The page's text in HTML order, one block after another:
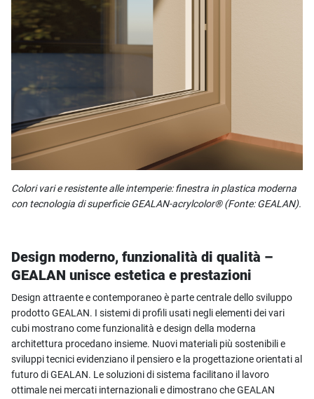
Colori vari e resistente alle intemperie: finestra in plastica moderna
con tecnologia di superficie GEALAN-acrylcolor® (Fonte: GEALAN).
Design moderno, funzionalità di qualità –
GEALAN unisce estetica e prestazioni
Design attraente e contemporaneo è parte centrale dello sviluppo
prodotto GEALAN. I sistemi di profili usati negli elementi dei vari
cubi mostrano come funzionalità e design della moderna
architettura procedano insieme. Nuovi materiali più sostenibili e
sviluppi tecnici evidenziano il pensiero e la progettazione orientati al
futuro di GEALAN. Le soluzioni di sistema facilitano il lavoro
ottimale nei mercati internazionali e dimostrano che GEALAN